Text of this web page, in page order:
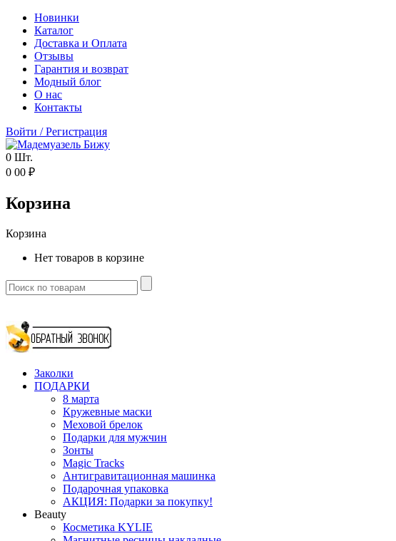
Новинки
Каталог
Доставка и Оплата
Отзывы
Гарантия и возврат
Модный блог
О нас
Контакты
Войти /Регистрация
0 Шт.
0 00 ₽
Корзина
Корзина
Нет товаров в корзине
Заколки
ПОДАРКИ
8 марта
Кружевные маски
Меховой брелок
Подарки для мужчин
Зонты
Magic Tracks
Антигравитационная машинка
Подарочная упаковка
АКЦИЯ: Подарки за покупку!
Beauty
Косметика KYLIE